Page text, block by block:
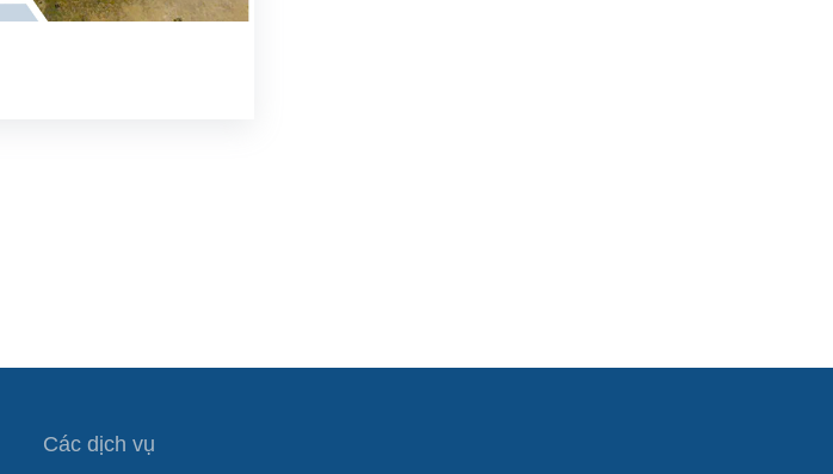
Các dịch vụ